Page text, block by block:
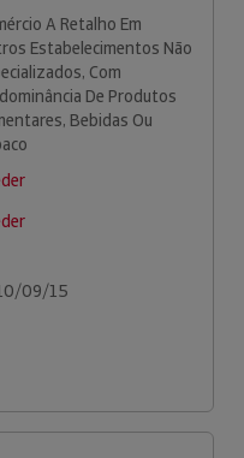
A Retalho Em
Estabelecimentos Não
Com
De Produtos
Bebidas Ou
09/15